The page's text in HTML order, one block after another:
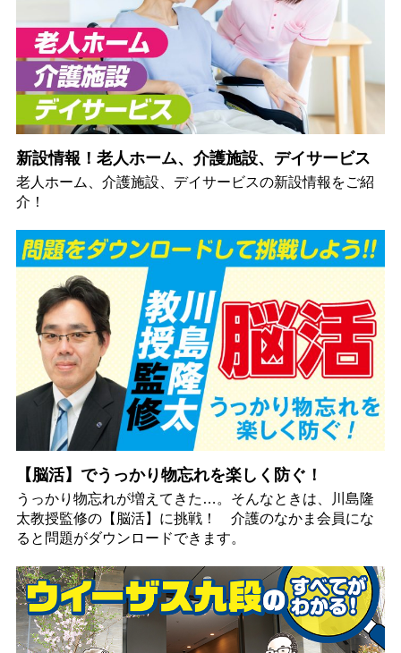
新設情報！老人ホーム、介護施設、デイサービス
老人ホーム、介護施設、デイサービスの新設情報をご紹
介！
【脳活】でうっかり物忘れを楽しく防ぐ！
うっかり物忘れが増えてきた…。そんなときは、川島隆
太教授監修の【脳活】に挑戦！ 介護のなかま会員にな
ると問題がダウンロードできます。